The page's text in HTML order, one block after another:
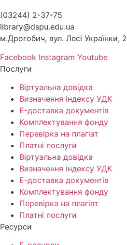
(03244) 2-37-75
library@dspu.edu.ua
м.Дрогобич, вул. Лесі Українки, 2
Facebook Instagram Youtube
Послуги
Віртуальна довідка
Визначення індексу УДК
E-доставка документів
Комплектування фонду
Перевірка на плагіат
Платні послуги
Віртуальна довідка
Визначення індексу УДК
E-доставка документів
Комплектування фонду
Перевірка на плагіат
Платні послуги
Ресурси